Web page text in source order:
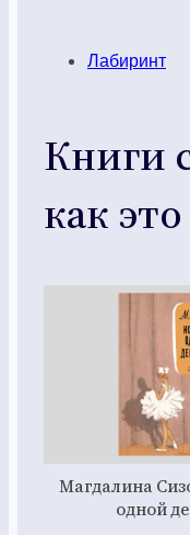
Лабиринт
Книги
как
Магдалина
одной